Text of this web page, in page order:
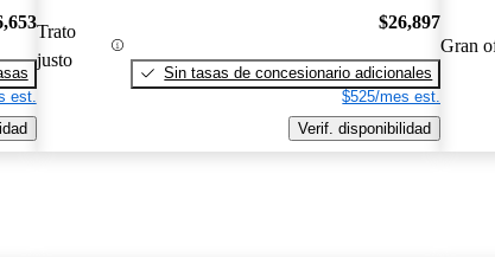
est.
Trato
justo
$26,897
Sin tasas de concesionario adicionales
$525/mes est.
Verif. disponibilidad
Gran